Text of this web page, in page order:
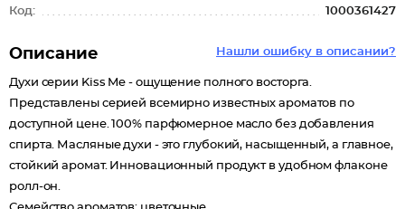
Код: 1000361427
Нашли ошибку в описании?
Описание
Духи серии Kiss Me - ощущение полного восторга.
Представлены серией всемирно известных ароматов по
доступной цене. 100% парфюмерное масло без добавления
спирта. Масляные духи - это глубокий, насыщенный, а главное,
стойкий аромат. Инновационный продукт в удобном флаконе
ролл-он.